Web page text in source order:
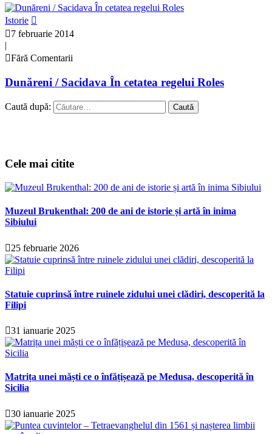
Istorie
7 februarie 2014
|
Fără Comentarii
Dunăreni / Sacidava În cetatea regelui Roles
Caută după:
Cele mai citite
Muzeul Brukenthal: 200 de ani de istorie și artă în inima
Sibiului
25 februarie 2026
Statuie cuprinsă între ruinele zidului unei clădiri, descoperită la
Filipi
31 ianuarie 2025
Matrița unei măști ce o înfățișează pe Medusa, descoperită în
Sicilia
30 ianuarie 2025